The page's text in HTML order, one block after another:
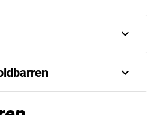
greifen Sammler und Anleger
und krisensicheren
dass die Nachfrage nach